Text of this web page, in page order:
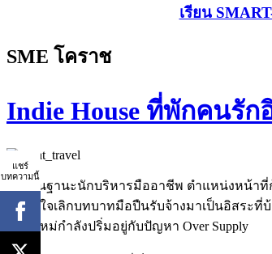
เรียน
SME โคราช
Indie House ที่พักคนรัก
30 ปีในฐานะนักบริหารมืออาชีพ ตำแหน่งหน้า
ตัดสินใจเลิกบทบาทมือปืนรับจ้างมาเป็นอิสระที่
เชียงใหม่กำลังปริ่มอยู่กับปัญหา Over Supply
แชร์
บทความนี้